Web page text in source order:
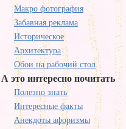
Макро фотография
Забавная реклама
Историческое
Архитектура
Обои на рабочий стол
А это интересно почитать
Полезно знать
Интересные факты
Анекдоты афоризмы